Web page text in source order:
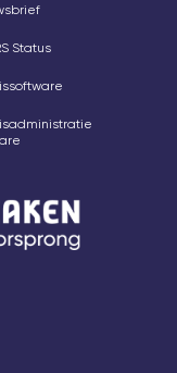
Status